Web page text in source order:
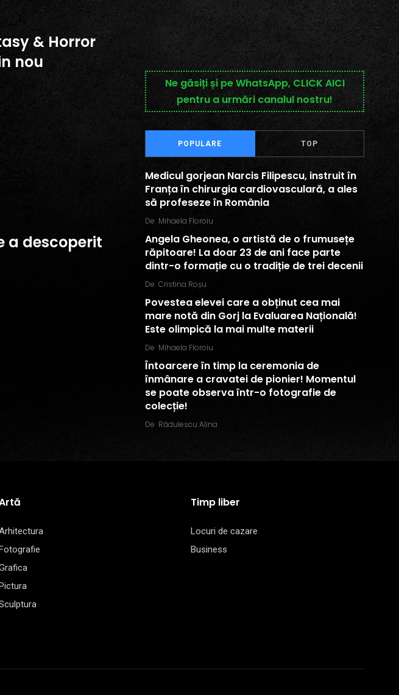
& Horror
nou
a descoperit
Ne găsiți și pe WhatsApp, CLICK AICI
pentru a urmări canalul nostru!
POPULARE TOP
Medicul gorjean Narcis Filipescu, instruit în
Franța în chirurgia cardiovasculară, a ales
să profeseze în România
De Mihaela Floroiu
Angela Gheonea, o artistă de o frumusețe
răpitoare! La doar 23 de ani face parte
dintr-o formație cu o tradiție de trei decenii
De Cristina Roșu
Povestea elevei care a obținut cea mai
mare notă din Gorj la Evaluarea Națională!
Este olimpică la mai multe materii
De Mihaela Floroiu
Întoarcere în timp la ceremonia de
înmânare a cravatei de pionier! Momentul
se poate observa într-o fotografie de
colecție!
De Rădulescu Alina
Timp liber
Locuri de cazare
Business